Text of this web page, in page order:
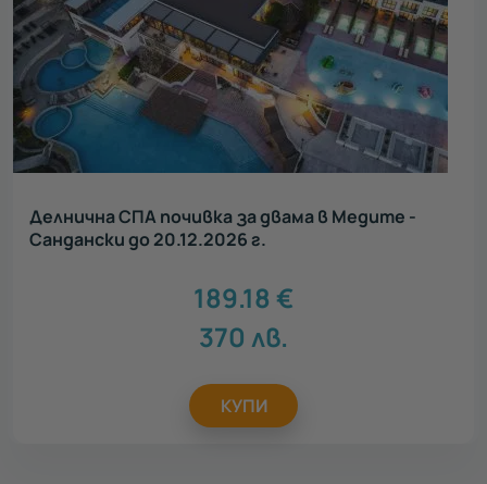
Делнична СПА почивка за двама в Медите -
Сандански до 20.12.2026 г.
189.18 €
370 лв.
КУПИ